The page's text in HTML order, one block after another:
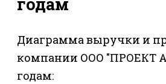
Диаграмма выручки и
компании ООО "ПРОЕКТ
годам: